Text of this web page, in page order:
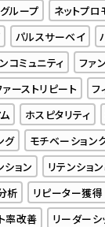
ループ
ネットプ
パルスサーベイ
コミュニティ
ファ
ァーストリピート
フ
ホスピタリティ
グ
モチベーション
ション
リテンショ
析 リピーター獲得
率改善 リーダーシ